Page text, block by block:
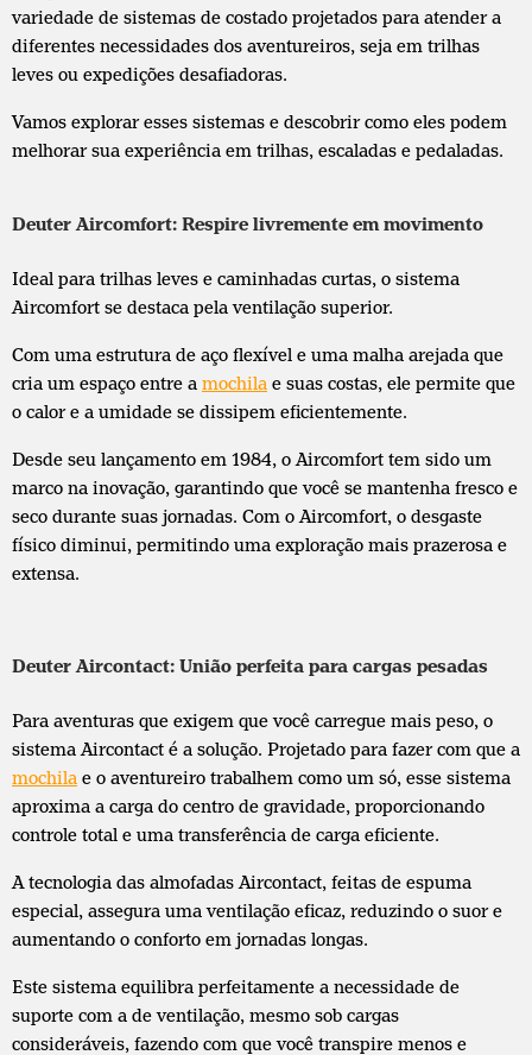
variedade de sistemas de costado projetados para atender a
diferentes necessidades dos aventureiros, seja em trilhas
leves ou expedições desafiadoras.
Vamos explorar esses sistemas e descobrir como eles podem
melhorar sua experiência em trilhas, escaladas e pedaladas.
Deuter Aircomfort: Respire livremente em movimento
Ideal para trilhas leves e caminhadas curtas, o sistema
Aircomfort se destaca pela ventilação superior.
Com uma estrutura de aço flexível e uma malha arejada que
cria um espaço entre a mochila e suas costas, ele permite que
o calor e a umidade se dissipem eficientemente.
Desde seu lançamento em 1984, o Aircomfort tem sido um
marco na inovação, garantindo que você se mantenha fresco e
seco durante suas jornadas. Com o Aircomfort, o desgaste
físico diminui, permitindo uma exploração mais prazerosa e
extensa.
Deuter Aircontact: União perfeita para cargas pesadas
Para aventuras que exigem que você carregue mais peso, o
sistema Aircontact é a solução. Projetado para fazer com que a
mochila e o aventureiro trabalhem como um só, esse sistema
aproxima a carga do centro de gravidade, proporcionando
controle total e uma transferência de carga eficiente.
A tecnologia das almofadas Aircontact, feitas de espuma
especial, assegura uma ventilação eficaz, reduzindo o suor e
aumentando o conforto em jornadas longas.
Este sistema equilibra perfeitamente a necessidade de
suporte com a de ventilação, mesmo sob cargas
consideráveis, fazendo com que você transpire menos e